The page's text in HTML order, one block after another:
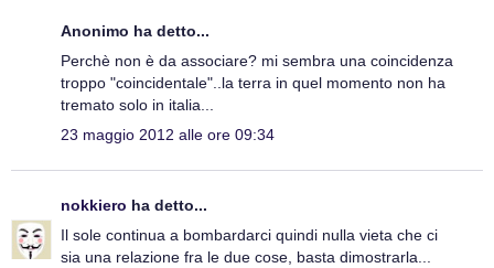
Anonimo ha detto...
Perchè non è da associare? mi sembra una coincidenza
troppo "coincidentale"..la terra in quel momento non ha
tremato solo in italia...
23 maggio 2012 alle ore 09:34
nokkiero ha detto...
Il sole continua a bombardarci quindi nulla vieta che ci
sia una relazione fra le due cose, basta dimostrarla...